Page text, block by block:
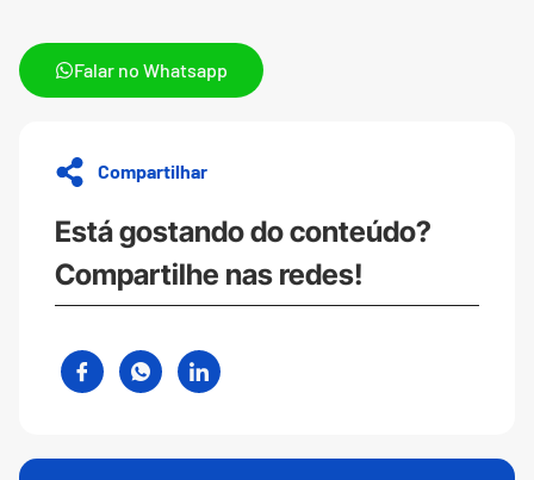
Falar no Whatsapp
Compartilhar
Está gostando do conteúdo?
Compartilhe nas redes!